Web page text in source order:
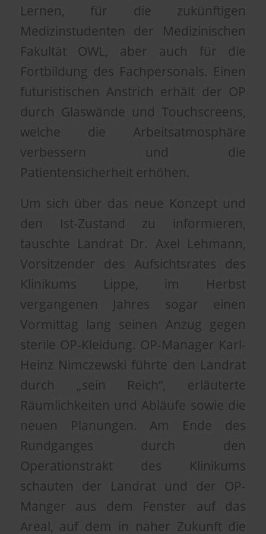
Lernen, für die zukünftigen
Medizinstudenten der Medizinischen
Fakultät OWL, aber auch für die
Fortbildung des Fachpersonals. Einen
futuristischen Anstrich erhält der OP
durch Glaswände und Touchscreens,
welche die Arbeitsatmosphäre
verbessern und die
Patientensicherheit erhöhen.
Um sich über das neue Konzept und
den Ist-Zustand zu informieren,
tauschte Landrat Dr. Axel Lehmann,
Vorsitzender des Aufsichtsrates des
Klinikums Lippe, im Herbst
vergangenen Jahres sogar einen
Vormittag lang seinen Anzug gegen
sterile OP-Kleidung. OP-Manager Karl-
Heinz Nimczewski führte den Landrat
durch „sein Reich“, erläuterte
Räumlichkeiten und Abläufe sowie die
neuen Planungen. Am Ende des
Rundganges durch den
Operationstrakt des Klinikums
schauten der Landrat und der OP-
Manger aus dem Fenster auf das
Areal, auf dem in naher Zukunft die